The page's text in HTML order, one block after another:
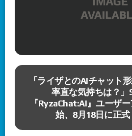
「ライザとのAIチャット
率直な気持ちは？」
『RyzaChat:AI』ユーザ
始、8月18日に正